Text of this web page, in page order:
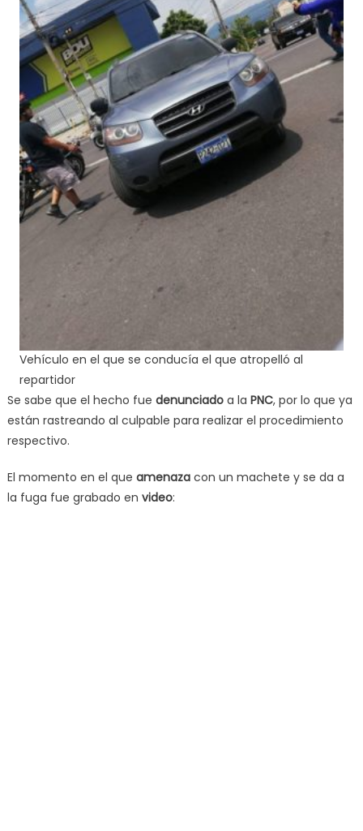
Vehículo en el que se conducía el que atropelló al
repartidor
Se sabe que el hecho fue denunciado a la PNC, por lo que ya
están rastreando al culpable para realizar el procedimiento
respectivo.
El momento en el que amenaza con un machete y se da a
la fuga fue grabado en video: